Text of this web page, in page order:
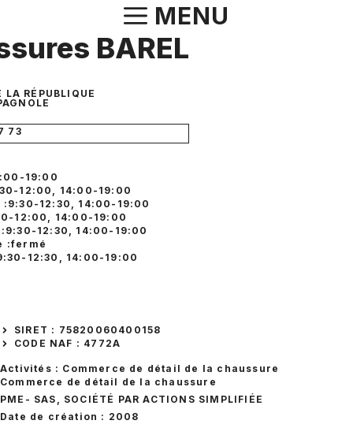
contenu
MENU
BAREL
LA RÉPUBLIQUE
73
19:00
12:00, 14:00-19:00
12:30, 14:00-19:00
12:00, 14:00-19:00
12:30, 14:00-19:00
:fermé
12:30, 14:00-19:00
SIRET : 75820060400158
CODE NAF : 4772A
Activités : Commerce de détail de la chaussure
Commerce de détail de la chaussure
PME - SAS, SOCIÉTÉ PAR ACTIONS SIMPLIFIÉE
Date de création : 2008